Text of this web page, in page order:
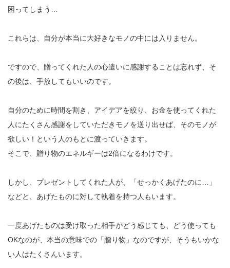
困ってしまう…
これらは、自分が本当に大好きなモノの中には入りません。
ですので、贈ってくれた人の心遣いに感謝することは忘れず、そ
の後は、手放してもいいのです。
自分のために時間を割き、アイデアを絞り、お金を使ってくれた
人にたくさん感謝をしていただきモノを送り出せば、そのモノが
欲しい！という人のもとに渡っていきます。
そこで、贈り物のエネルギーは2倍になるわけです。
しかし、プレゼントしてくれた人が、「せっかくあげたのに…」
などと、あげたものに対して執着を持つ人もいます。
一度あげたものは受け取った相手がどう感じても、どう使っても
OKなのが、本当の意味での「贈り物」なのですが、そうもいかな
い人はたくさんいます。